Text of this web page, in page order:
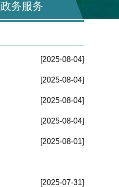
政务服务
[2025-08-04]
[2025-08-04]
[2025-08-04]
[2025-08-04]
[2025-08-01]
[2025-07-31]